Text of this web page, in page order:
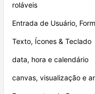
roláveis
Entrada de Usuário,
Texto, Ícones & Teclado
data, hora e calendário
canvas, visualização e